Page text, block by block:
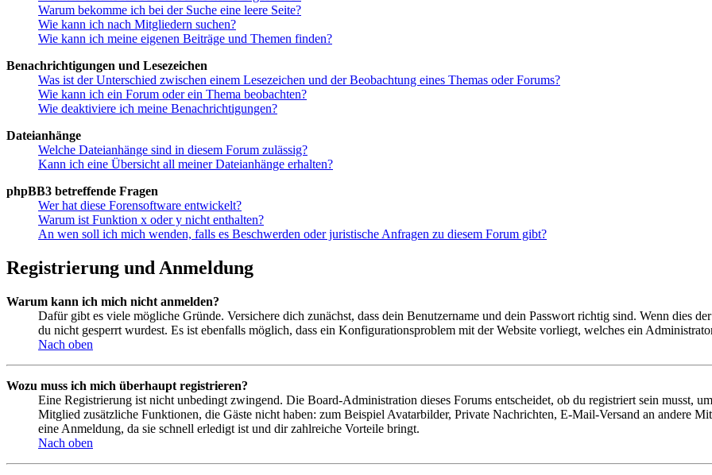
Warum bekomme ich bei der Suche eine leere Seite?
Wie kann ich nach Mitgliedern suchen?
Wie kann ich meine eigenen Beiträge und Themen finden?
Benachrichtigungen und Lesezeichen
Was ist der Unterschied zwischen einem Lesezeichen und der Beobachtung eines Themas oder Forums?
Wie kann ich ein Forum oder ein Thema beobachten?
Wie deaktiviere ich meine Benachrichtigungen?
Dateianhänge
Welche Dateianhänge sind in diesem Forum zulässig?
Kann ich eine Übersicht all meiner Dateianhänge erhalten?
phpBB3 betreffende Fragen
Wer hat diese Forensoftware entwickelt?
Warum ist Funktion x oder y nicht enthalten?
An wen soll ich mich wenden, falls es Beschwerden oder juristische Anfragen zu diesem Forum gibt?
Registrierung und Anmeldung
Warum kann ich mich nicht anmelden?
Dafür gibt es viele mögliche Gründe. Versichere dich zunächst, dass dein Benutzername und dein Passwort richtig sind. Wenn dies
du nicht gesperrt wurdest. Es ist ebenfalls möglich, dass ein Konfigurationsproblem mit der Website vorliegt, welches ein
Nach oben
Wozu muss ich mich überhaupt registrieren?
Eine Registrierung ist nicht unbedingt zwingend. Die Board-Administration dieses Forums entscheidet, ob du registriert sein musst,
Mitglied zusätzliche Funktionen, die Gäste nicht haben: zum Beispiel Avatarbilder, Private Nachrichten, E-Mail-Versand an andere
eine Anmeldung, da sie schnell erledigt ist und dir zahlreiche Vorteile bringt.
Nach oben